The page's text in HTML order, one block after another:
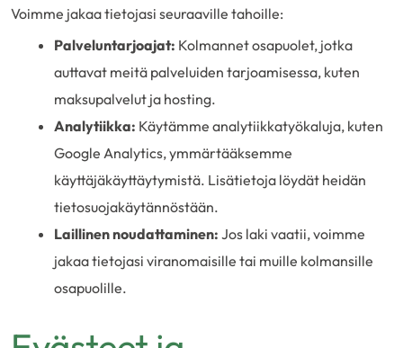
Voimme jakaa tietojasi seuraaville tahoille:
Palveluntarjoajat: Kolmannet osapuolet, jotka
auttavat meitä palveluiden tarjoamisessa, kuten
maksupalvelut ja hosting.
Analytiikka: Käytämme analytiikkatyökaluja, kuten
Google Analytics, ymmärtääksemme
käyttäjäkäyttäytymistä. Lisätietoja löydät heidän
tietosuojakäytännöstään.
Laillinen noudattaminen: Jos laki vaatii, voimme
jakaa tietojasi viranomaisille tai muille kolmansille
osapuolille.